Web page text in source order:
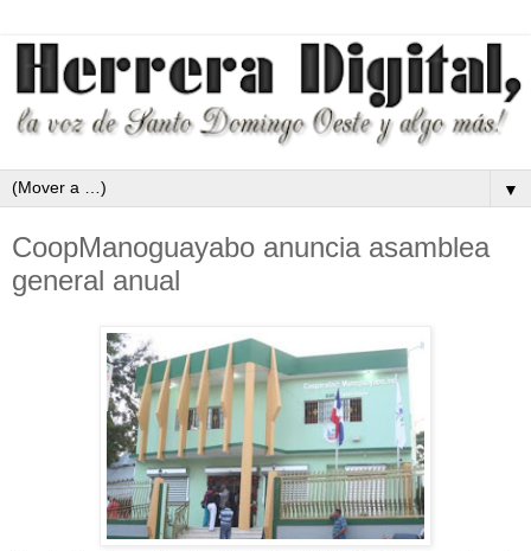
▼
CoopManoguayabo anuncia asamblea
general anual